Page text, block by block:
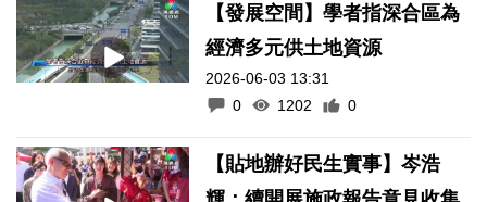
【發展空間】學者指深合區為
經濟多元供土地資源
2026-06-03 13:31
0
1202 0
【貼地辦好民生實事】岑浩